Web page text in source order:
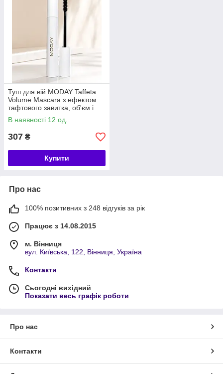
Туш для вій MODAY Taffeta
Volume Mascara з ефектом
тафтового завитка, об'єм і
подовження
В наявності 12 од.
307 ₴
Купити
Про нас
100% позитивних з 248 відгуків за рік
Працює з 14.08.2015
м. Вінниця
вул. Київська, 122, Вінниця, Україна
Контакти
Сьогодні вихідний
Показати весь графік роботи
Про нас
Контакти